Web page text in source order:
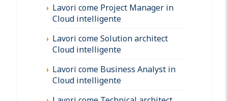
Lavori come Project Manager in
Cloud intelligente
Lavori come Solution architect
Cloud intelligente
Lavori come Business Analyst in
Cloud intelligente